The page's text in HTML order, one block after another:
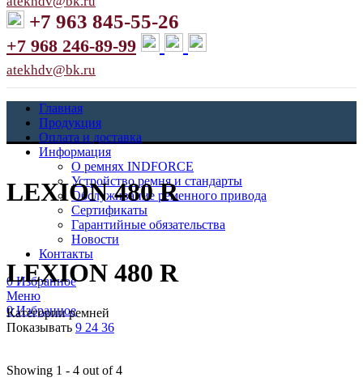
+7 963 845-55-26
+7 968 246-89-99
atekhdv@bk.ru
Главная
Продукция
Оплата и доставка
Информация
О ремнях INDFORCE
Устройство ремня и стандарты
Обслуживание ременного привода
Сертификаты
Гарантийные обязательства
Новости
Контакты
0Избранное
Меню
0Избранное
LEXION 480 R
LEXION 480 R
Категории ремней
Показывать 9 24 36
Showing 1 - 4 out of 4